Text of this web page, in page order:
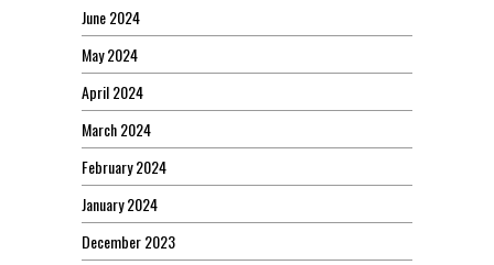
June 2024
May 2024
April 2024
March 2024
February 2024
January 2024
December 2023